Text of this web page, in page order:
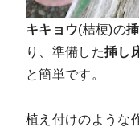
キキョウ(桔梗)の
り、準備した挿し
と簡単です。
植え付けのような